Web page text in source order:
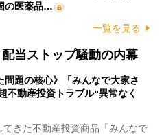
の医薬品…
一覧を見る
配当ストップ騒動の内幕
問題の核心》「みんなで大家さ
不動産投資トラブル“異常なく
きた不動産投資商品「みんなで